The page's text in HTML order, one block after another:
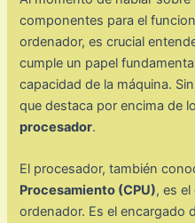
componentes para el
ordenador, es crucial
cumple un papel
capacidad de la máquina.
que destaca por encima de
procesador.
El procesador, también
Procesamiento (CPU), es
ordenador. Es el encargado